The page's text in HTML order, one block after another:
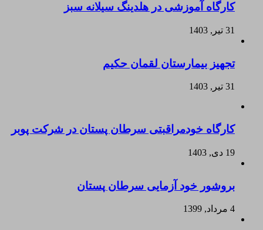
کارگاه آموزشی در هلدینگ سیلانه سبز
31 تیر, 1403
تجهیز بیمارستان لقمان حکیم
31 تیر, 1403
کارگاه خودمراقبتی سرطان پستان در شرکت پوبر
19 دی, 1403
بروشور خود آزمایی سرطان پستان
4 مرداد, 1399